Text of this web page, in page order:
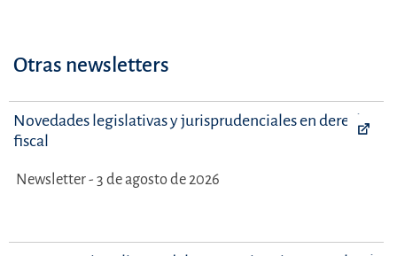
Otras newsletters
Novedades legislativas y jurisprudenciales en derecho
fiscal
Newsletter - 3 de agosto de 2026